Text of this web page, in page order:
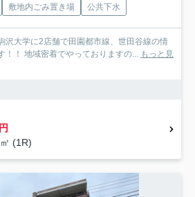
敷地内ごみ置き場 公共下水
沢大学に2店舗で田園都市線、世田谷線の情
！！ 地域密着でやっておりますの... もっと見
(1R)